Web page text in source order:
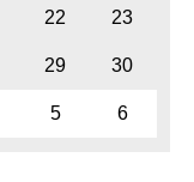
22 23
29 30
5 6